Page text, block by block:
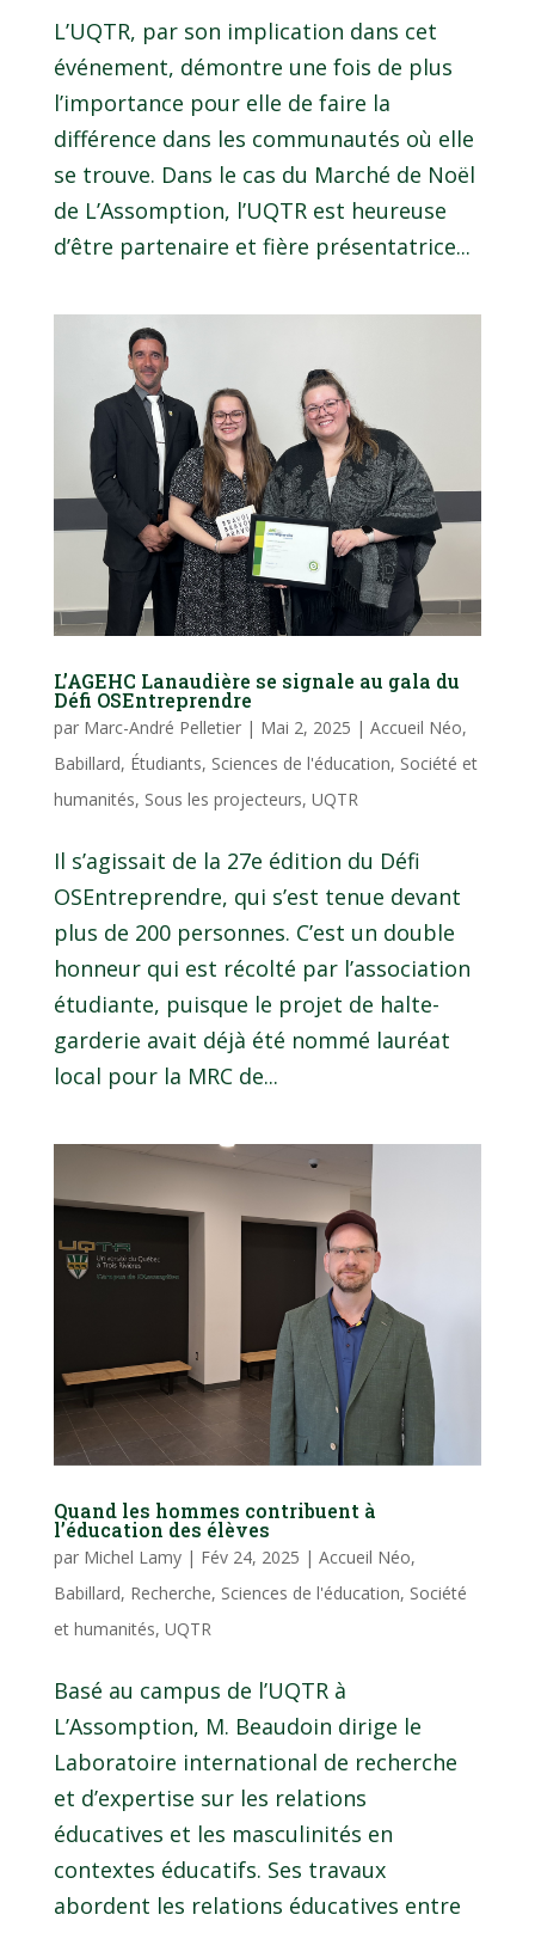
L’UQTR, par son implication dans cet
événement, démontre une fois de plus
l’importance pour elle de faire la
différence dans les communautés où elle
se trouve. Dans le cas du Marché de Noël
de L’Assomption, l’UQTR est heureuse
d’être partenaire et fière présentatrice...
L’AGEHC Lanaudière se signale au gala du
Défi OSEntreprendre
par Marc-André Pelletier| Mai 2, 2025 | Accueil Néo,
Babillard, Étudiants, Sciences de l'éducation, Société et
humanités, Sous les projecteurs, UQTR
Il s’agissait de la 27e édition du Défi
OSEntreprendre, qui s’est tenue devant
plus de 200 personnes. C’est un double
honneur qui est récolté par l’association
étudiante, puisque le projet de halte-
garderie avait déjà été nommé lauréat
local pour la MRC de...
Quand les hommes contribuent à
l’éducation des élèves
par Michel Lamy| Fév 24, 2025 | Accueil Néo,
Babillard, Recherche, Sciences de l'éducation, Société
et humanités, UQTR
Basé au campus de l’UQTR à
L’Assomption, M. Beaudoin dirige le
Laboratoire international de recherche
et d’expertise sur les relations
éducatives et les masculinités en
contextes éducatifs. Ses travaux
abordent les relations éducatives entre